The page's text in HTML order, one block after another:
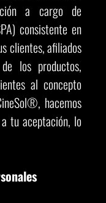
a cargo de
consistente en
clientes, afiliados
los productos,
al concepto
hacemos
tu aceptación, lo